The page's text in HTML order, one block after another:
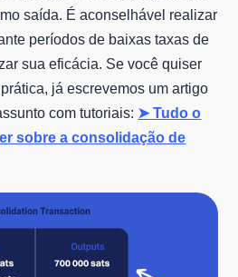
saída. É aconselhável realizar
períodos de baixas taxas de
sua eficácia. Se você quiser
já escrevemos um artigo
com tutoriais: ➤ Tudo o
sobre a consolidação de